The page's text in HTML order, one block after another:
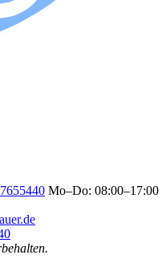
Mo–Do: 08:00–17:00